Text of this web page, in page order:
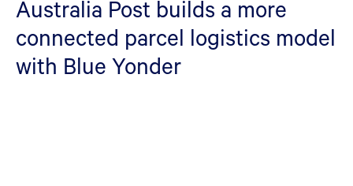
Australia Post builds a more
connected parcel logistics model
with Blue Yonder